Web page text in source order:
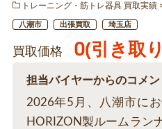
トレーニング・筋トレ器具 買取実績
八潮市 出張買取 埼玉店
買取価格 0(引き取
担当バイヤーからのコメン
2026年5月、八潮市に
HORIZON製ルームラン